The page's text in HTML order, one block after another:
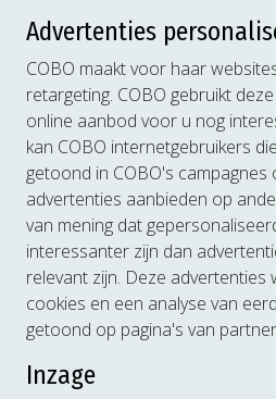
Advertenties
COBO maakt voor haar
retargeting. COBO gebruikt
online aanbod voor u nog
kan COBO internetgebruikers
getoond in COBO's
advertenties aanbieden op
van mening dat
interessanter zijn dan
relevant zijn. Deze advertenties
cookies en een analyse van
getoond op pagina's van
Inzage